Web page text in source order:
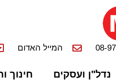
08- המייל האדום
נדל"ן ועסקים חינוך